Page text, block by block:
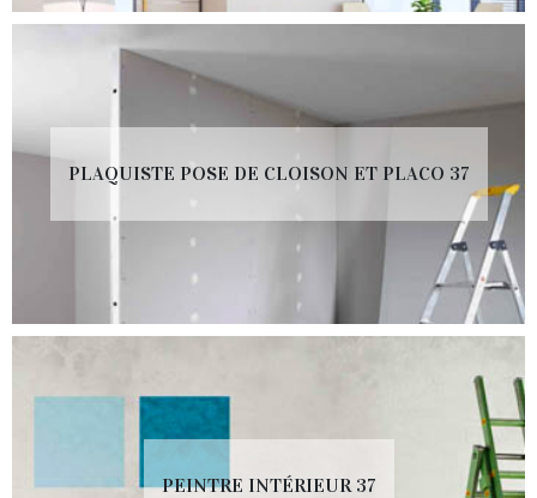
PLAQUISTE POSE DE CLOISON ET PLACO 37
PEINTRE INTÉRIEUR 37